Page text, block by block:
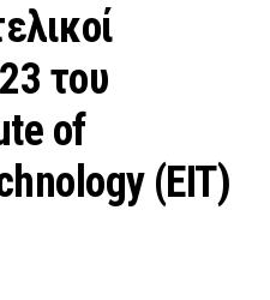
του
of
(EIT)